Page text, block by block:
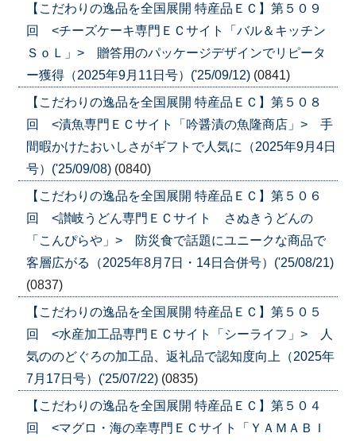
【こだわりの逸品を全国展開 特産品ＥＣ】第５０９
回 <チーズケーキ専門ＥＣサイト「バル＆キッチン
ＳｏＬ」> 贈答用のパッケージデザインでリピータ
ー獲得（2025年9月11日号）('25/09/12) (0841)
【こだわりの逸品を全国展開 特産品ＥＣ】第５０８
回 <漬魚専門ＥＣサイト「吟醤漬の魚隆商店」> 手
間暇かけたおいしさがギフトで人気に（2025年9月4日
号）('25/09/08) (0840)
【こだわりの逸品を全国展開 特産品ＥＣ】第５０６
回 <讃岐うどん専門ＥＣサイト さぬきうどんの
「こんぴらや」> 防災食で話題にユニークな商品で
客層広がる（2025年8月7日・14日合併号）('25/08/21)
(0837)
【こだわりの逸品を全国展開 特産品ＥＣ】第５０５
回 <水産加工品専門ＥＣサイト「シーライフ」> 人
気ののどぐろの加工品、返礼品で認知度向上（2025年
7月17日号）('25/07/22) (0835)
【こだわりの逸品を全国展開 特産品ＥＣ】第５０４
回 <マグロ・海の幸専門ＥＣサイト「ＹＡＭＡＢＩ